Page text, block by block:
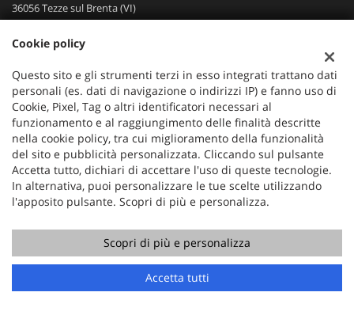
36056 Tezze sul Brenta (VI)
Cellulare:
Email:
info@mercauto2.com
Dati fiscali:
ALLES DI INVERSO LORENZO
Via Nazionale, 171 PD - 36056 Tezze sul Brenta
C.F/P.IVA:03514030240
Registro delle imprese: PD
Cookie policy
Questo sito e gli strumenti terzi in esso integrati trattano dati
personali (es. dati di navigazione o indirizzi IP) e fanno uso di
Cookie, Pixel, Tag o altri identificatori necessari al
funzionamento e al raggiungimento delle finalità descritte
nella cookie policy, tra cui miglioramento della funzionalità
del sito e pubblicità personalizzata. Cliccando sul pulsante
Accetta tutto, dichiari di accettare l'uso di queste tecnologie.
In alternativa, puoi personalizzare le tue scelte utilizzando
l'apposito pulsante. Scopri di più e personalizza.
Scopri di più e personalizza
Accetta tutti